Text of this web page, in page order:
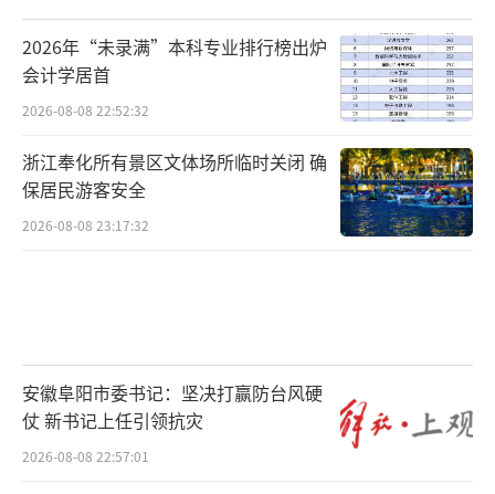
2026年“未录满”本科专业排行榜出炉
会计学居首
2026-08-08 22:52:32
浙江奉化所有景区文体场所临时关闭 确
保居民游客安全
2026-08-08 23:17:32
安徽阜阳市委书记：坚决打赢防台风硬
仗 新书记上任引领抗灾
2026-08-08 22:57:01